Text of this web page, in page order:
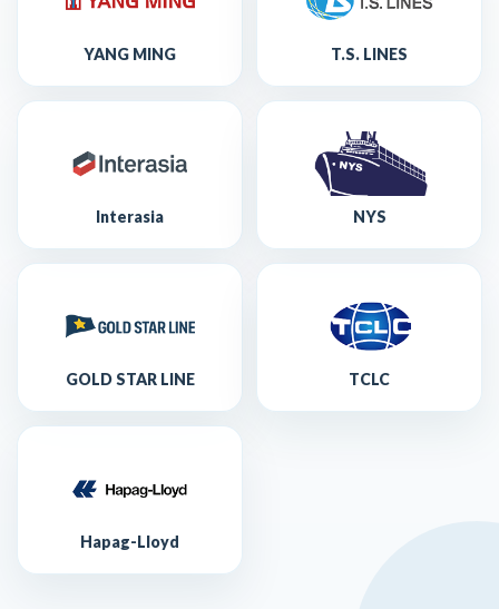
YANG MING T.S. LINES
Interasia NYS
GOLD STAR LINE TCLC
Hapag-Lloyd